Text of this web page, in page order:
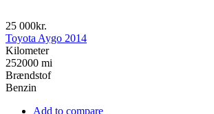
25 000kr.
Toyota Aygo 2014
Kilometer
252000 mi
Brændstof
Benzin
Add to compare